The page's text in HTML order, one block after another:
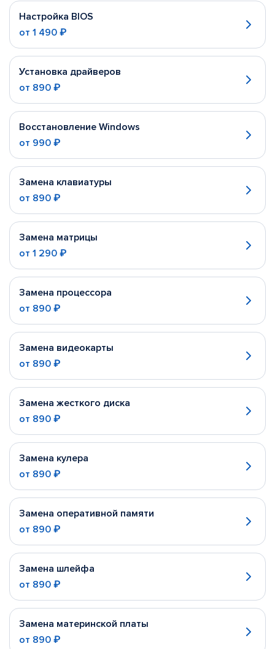
Настройка BIOS
от 1 490 ₽
Установка драйверов
от 890 ₽
Восстановление Windows
от 990 ₽
Замена клавиатуры
от 890 ₽
Замена матрицы
от 1 290 ₽
Замена процессора
от 890 ₽
Замена видеокарты
от 890 ₽
Замена жесткого диска
от 890 ₽
Замена кулера
от 890 ₽
Замена оперативной памяти
от 890 ₽
Замена шлейфа
от 890 ₽
Замена материнской платы
от 890 ₽